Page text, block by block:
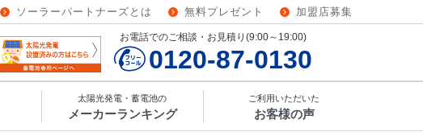
ソーラーパートナーズとは 無料プレゼント 加盟店募集
お電話でのご相談・お見積り(9:00～19:00)
0120-87-0130
太陽光発電・蓄電池の
メーカーランキング
ご利用いただいた
お客様の声